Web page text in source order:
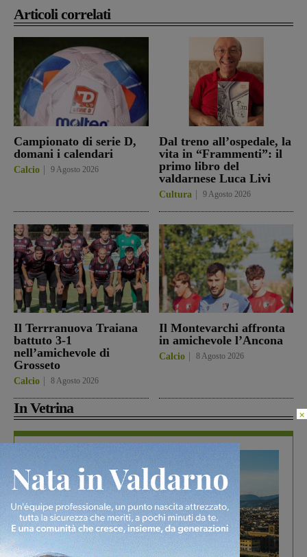
Articoli correlati
Campionato di serie D,
domani i calendari
Calcio 9 Agosto 2026
Dal treno all’ospedale, la
vita in “Frammenti”: il
primo libro del
valdarnese Luca Livi
Cultura 9 Agosto 2026
Il Terrranuova Traiana
battuto 3-1
nell’amichevole di
Grosseto
Calcio 8 Agosto 2026
Il Montevarchi affronta
in amichevole l’Ancona
Calcio 8 Agosto 2026
In Vetrina ×